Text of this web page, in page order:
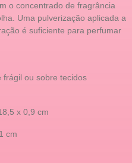
o concentrado de fragrância
Uma pulverização aplicada a
é suficiente para perfumar
frágil ou sobre tecidos
x 0,9 cm
cm